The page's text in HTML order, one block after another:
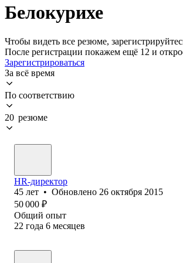
Белокурихе
Чтобы видеть все резюме,
После регистрации покажем ещё 12 и
Зарегистрироваться
За всё время
По соответствию
20 резюме
HR-директор
45 лет • Обновлено 26 октября 2015
50 000 ₽
Общий опыт
22 года 6 месяцев